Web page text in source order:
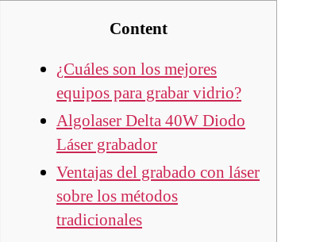
Content
¿Cuáles son los mejores
equipos para grabar vidrio?
Algolaser Delta 40W Diodo
Láser grabador
Ventajas del grabado con láser
sobre los métodos
tradicionales